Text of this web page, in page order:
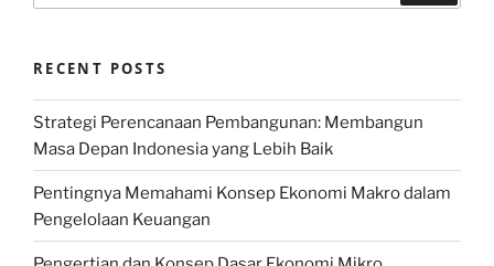
RECENT POSTS
Strategi Perencanaan Pembangunan: Membangun
Masa Depan Indonesia yang Lebih Baik
Pentingnya Memahami Konsep Ekonomi Makro dalam
Pengelolaan Keuangan